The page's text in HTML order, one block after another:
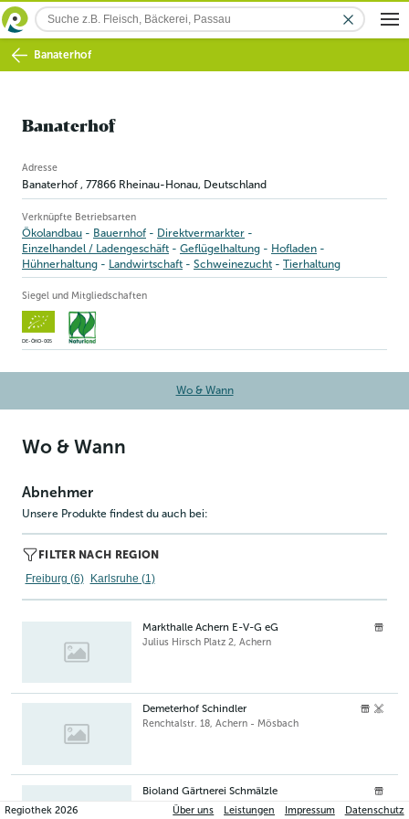
Banaterhof
Banaterhof
Betriebsinformation
Adresse
Banaterhof , 77866 Rheinau-Honau, Deutschland
Verknüpfte Betriebsarten
Ökolandbau Bauernhof
Direktvermarkter
Einzelhandel / Ladengeschäft
Geflügelhaltung
Hofladen
Hühnerhaltung
Landwirtschaft Schweinezucht Tierhaltung
Siegel und Mitgliedschaften
DE-ÖKO-005
Wo & Wann
Wo & Wann
Abnehmer
Unsere Produkte findest du auch bei:
FILTER NACH REGION
Freiburg (6)
Karlsruhe (1)
Markthalle Achern E-V-G eG
Julius Hirsch Platz 2, Achern
Demeterhof Schindler
Renchtalstr. 18, Achern - Mösbach
Bioland Gärtnerei Schmälzle
Hofmattstr. 40, Sinzheim
Regiothek2026 Über uns Leistungen Impressum Datenschutz